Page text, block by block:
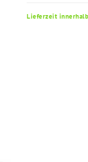
Lieferzeit innerhalb